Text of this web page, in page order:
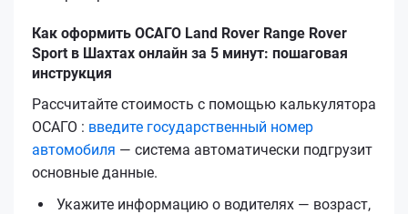
Как оформить ОСАГО Land Rover Range Rover
Sport в Шахтах онлайн за 5 минут: пошаговая
инструкция
Рассчитайте стоимость с помощью калькулятора
ОСАГО : введите государственный номер
автомобиля — система автоматически подгрузит
основные данные.
Укажите информацию о водителях — возраст,